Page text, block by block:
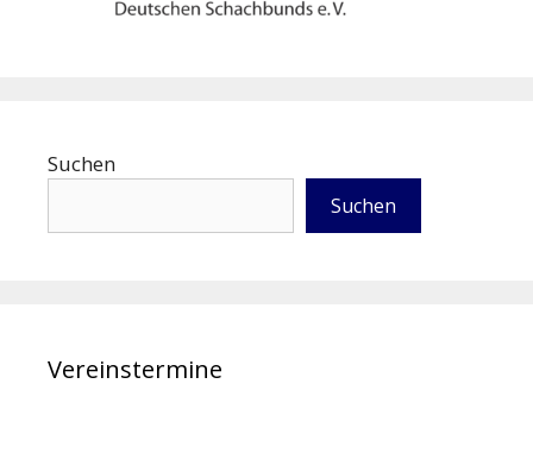
Suchen
Suchen
Vereinstermine